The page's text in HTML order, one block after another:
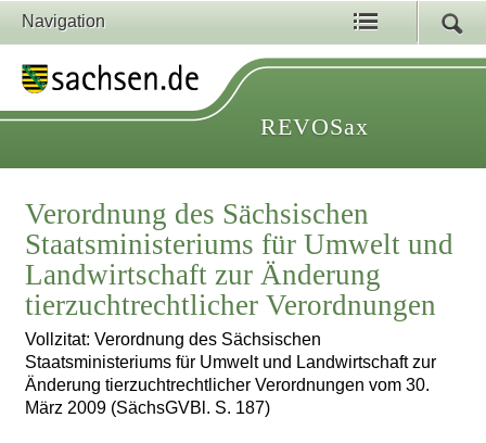
Navigation
REVOSax
Verordnung des Sächsischen
Staatsministeriums für Umwelt und
Landwirtschaft zur Änderung
tierzuchtrechtlicher Verordnungen
Vollzitat: Verordnung des Sächsischen
Staatsministeriums für Umwelt und Landwirtschaft zur
Änderung tierzuchtrechtlicher Verordnungen vom 30.
März 2009 (SächsGVBl. S. 187)